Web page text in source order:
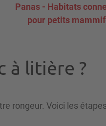
Panas - Habitats
pour petits
à litière ?
rongeur. Voici les